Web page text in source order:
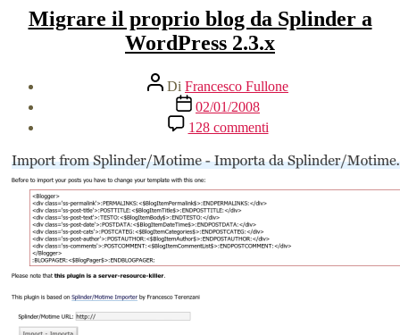
Migrare il proprio blog da Splinder a
WordPress 2.3.x
Autore
articolo
Di Francesco Fullone
Data
dell'articolo
02/01/2008
128 commentisu
Migrare
il
proprio
blog
a
WordPress
2.3.x